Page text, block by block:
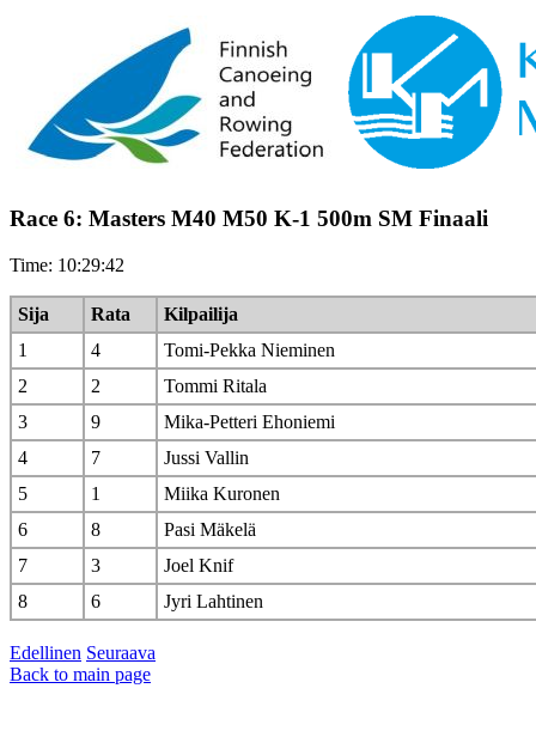
Race 6: Masters M40 M50 K-1 500m SM Finaali
Time: 10:29:42
Sija Rata
Kilpailija
1
4
Tomi-Pekka Nieminen
2
2
Tommi Ritala
3
9
Mika-Petteri Ehoniemi
4
7
Jussi Vallin
5
1
Miika Kuronen
6
8
Pasi Mäkelä
7
3
Joel Knif
8
6 Jyri Lahtinen
Edellinen Seuraava
Back to main page